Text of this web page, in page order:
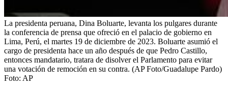
La presidenta peruana, Dina Boluarte, levanta los pulgares durante
la conferencia de prensa que ofreció en el palacio de gobierno en
Lima, Perú, el martes 19 de diciembre de 2023. Boluarte asumió el
cargo de presidenta hace un año después de que Pedro Castillo,
entonces mandatario, tratara de disolver el Parlamento para evitar
una votación de remoción en su contra. (AP Foto/Guadalupe Pardo)
Foto: AP